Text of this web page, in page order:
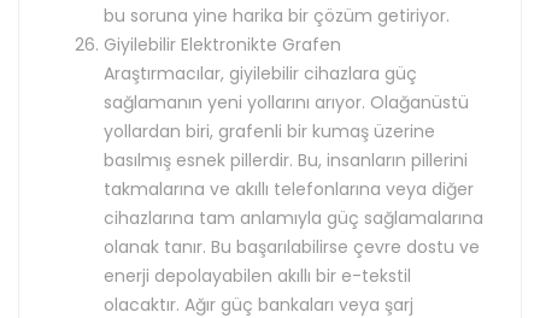
bu soruna yine harika bir çözüm getiriyor.
Giyilebilir Elektronikte Grafen
Araştırmacılar, giyilebilir cihazlara güç
sağlamanın yeni yollarını arıyor. Olağanüstü
yollardan biri, grafenli bir kumaş üzerine
basılmış esnek pillerdir. Bu, insanların pillerini
takmalarına ve akıllı telefonlarına veya diğer
cihazlarına tam anlamıyla güç sağlamalarına
olanak tanır. Bu başarılabilirse çevre dostu ve
enerji depolayabilen akıllı bir e-tekstil
olacaktır. Ağır güç bankaları veya şarj